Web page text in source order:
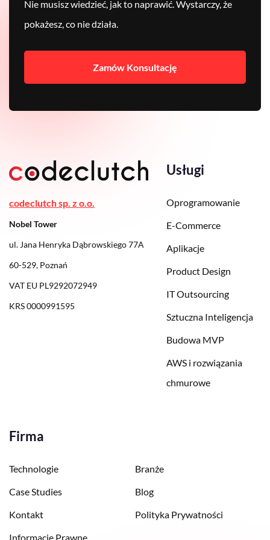
Nie musisz wiedzieć, jak to naprawić. Wystarczy, że
pokażesz, co nie działa.
Zamów Konsultację
codeclutch sp. z o.o.
Nobel Tower
ul. Jana Henryka Dąbrowskiego 77A
60-529, Poznań
VAT EU PL9292072949
KRS 0000991595
Usługi
Oprogramowanie
E-Commerce
Aplikacje
Product Design
IT Outsourcing
Sztuczna Inteligencja
Budowa MVP
AWS i rozwiązania
chmurowe
Firma
Technologie
Branże
Case Studies
Blog
Kontakt
Polityka Prywatności
Informacje Prawne